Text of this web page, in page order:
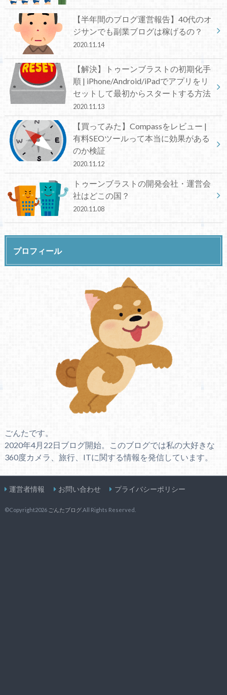
【半年間のブログ運営報告】40代のオ
ジサンでも副業ブログは稼げるの？
2020.11.14
【解決】トゥーンブラストの初期化手
順 | iPhone/Android/iPadでアプリをリ
セットして最初からスタートする方法
2020.11.13
【買ってみた】Compassをレビュー |
有料SEOツールって本当に効果がある
のか検証
2020.11.12
トゥーンブラストの開発会社・運営会
社はどこの国？
2020.11.08
プロフィール
ごんたです。
2020年4月22日ブログ開始。このブログでは私の大好きな
360度カメラ、旅行、ITに関する情報を発信しています。
運営者情報 お問い合わせ プライバシーポリシー
©Copyright2026 ごんたブログ.All Rights Reserved.